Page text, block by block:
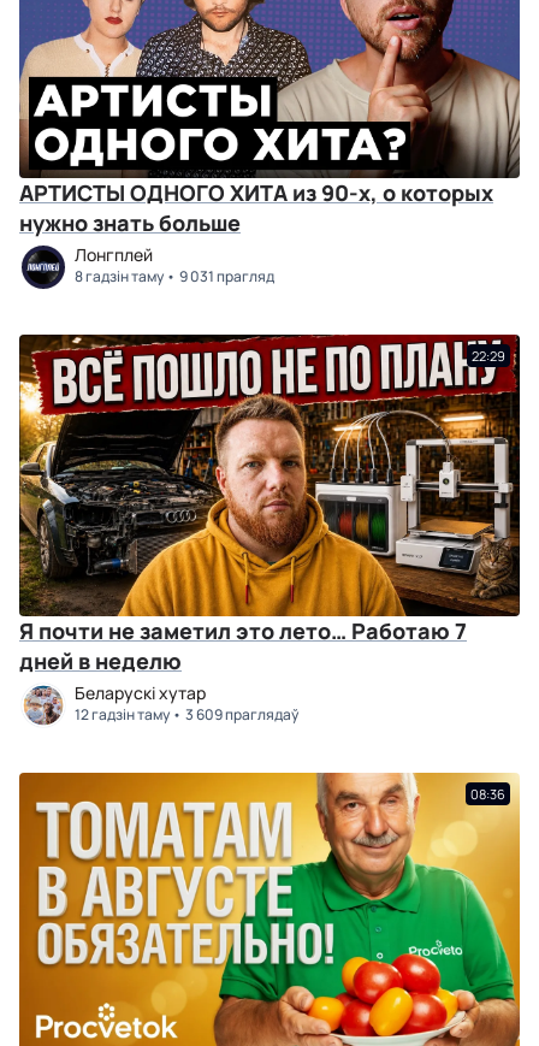
АРТИСТЫ ОДНОГО ХИТА из 90-х, о которых
нужно знать больше
Лонгплей
8 гадзін таму 9 031 прагляд
22:29
Я почти не заметил это лето… Работаю 7
дней в неделю
Беларускі хутар
12 гадзін таму 3 609 праглядаў
08:36